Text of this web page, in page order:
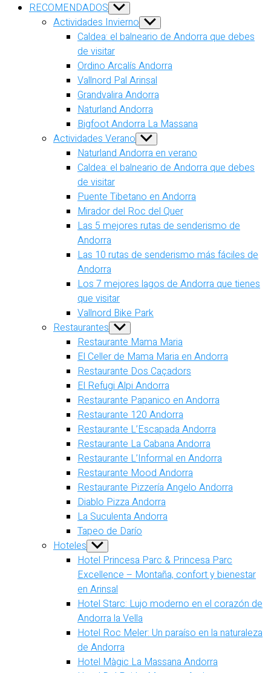
RECOMENDADOS Show
sub
menu
Actividades Invierno Show
sub
menu
Caldea: el balneario de Andorra que debes
de visitar
Ordino Arcalís Andorra
Vallnord Pal Arinsal
Grandvalira Andorra
Naturland Andorra
Bigfoot Andorra La Massana
Actividades Verano Show
sub
menu
Naturland Andorra en verano
Caldea: el balneario de Andorra que debes
de visitar
Puente Tibetano en Andorra
Mirador del Roc del Quer
Las 5 mejores rutas de senderismo de
Andorra
Las 10 rutas de senderismo más fáciles de
Andorra
Los 7 mejores lagos de Andorra que tienes
que visitar
Vallnord Bike Park
Restaurantes Show
sub
menu
Restaurante Mama Maria
El Celler de Mama Maria en Andorra
Restaurante Dos Caçadors
El Refugi Alpi Andorra
Restaurante Papanico en Andorra
Restaurante 120 Andorra
Restaurante L’Escapada Andorra
Restaurante La Cabana Andorra
Restaurante L’Informal en Andorra
Restaurante Mood Andorra
Restaurante Pizzería Angelo Andorra
Diablo Pizza Andorra
La Suculenta Andorra
Tapeo de Darío
Hoteles Show
sub
menu
Hotel Princesa Parc & Princesa Parc
Excellence – Montaña, confort y bienestar
en Arinsal
Hotel Starc: Lujo moderno en el corazón de
Andorra la Vella
Hotel Roc Meler: Un paraíso en la naturaleza
de Andorra
Hotel Màgic La Massana Andorra